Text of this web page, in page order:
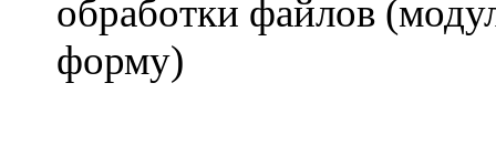
обработки файлов
форму)